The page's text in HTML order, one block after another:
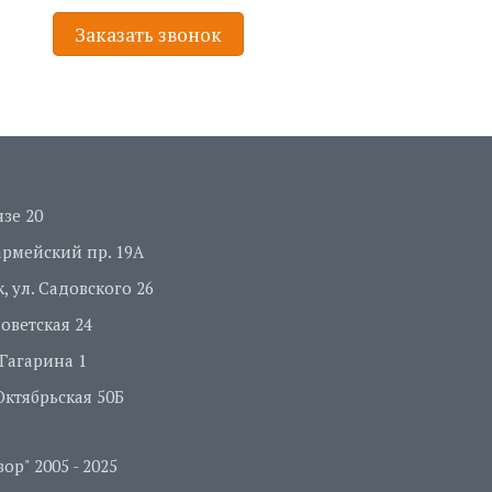
Заказать звонок
20
пр. 19А
ул. Садовского 26
24
1
50Б
2005 - 2025